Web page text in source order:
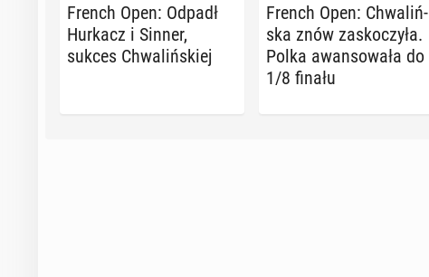
French Open: Odpadł
Hurkacz i Sinner,
sukces Chwa­liń­skiej
French Open: Chwa­liń­
ska znów za­sko­czy­ła.
Polka awan­so­wa­ła do
1/8 finału